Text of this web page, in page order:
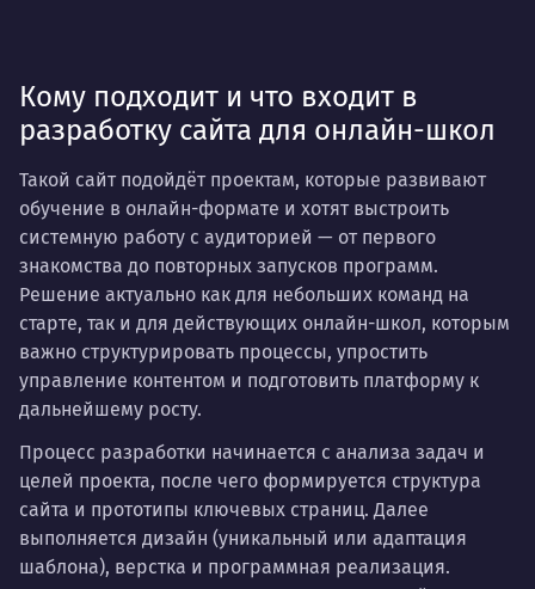
Кому подходит и что входит в
разработку сайта для онлайн-школ
Такой сайт подойдёт проектам, которые развивают
обучение в онлайн-формате и хотят выстроить
системную работу с аудиторией — от первого
знакомства до повторных запусков программ.
Решение актуально как для небольших команд на
старте, так и для действующих онлайн-школ, которым
важно структурировать процессы, упростить
управление контентом и подготовить платформу к
дальнейшему росту.
Процесс разработки начинается с анализа задач и
целей проекта, после чего формируется структура
сайта и прототипы ключевых страниц. Далее
выполняется дизайн (уникальный или адаптация
шаблона), верстка и программная реализация.